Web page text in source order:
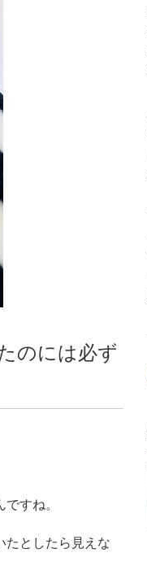
のには必ず
すね。
たとしたら見えな